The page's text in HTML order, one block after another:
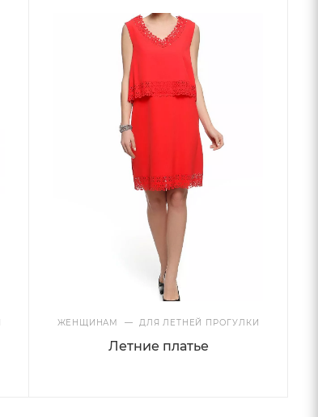
ЖЕНЩИНАМ — ДЛЯ ЛЕТНЕЙ ПРОГУЛКИ
Летние платье